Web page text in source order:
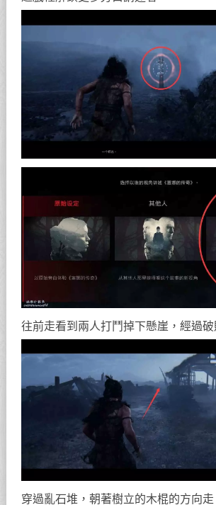
往前走看到兩人打鬥掉下懸崖，經過破
穿過亂石堆，朝著樹立的木棍的方向走